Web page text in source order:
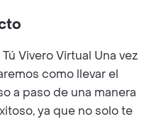
Vivero Virtual Una vez
como llevar el
a paso de una manera
ya que no solo te